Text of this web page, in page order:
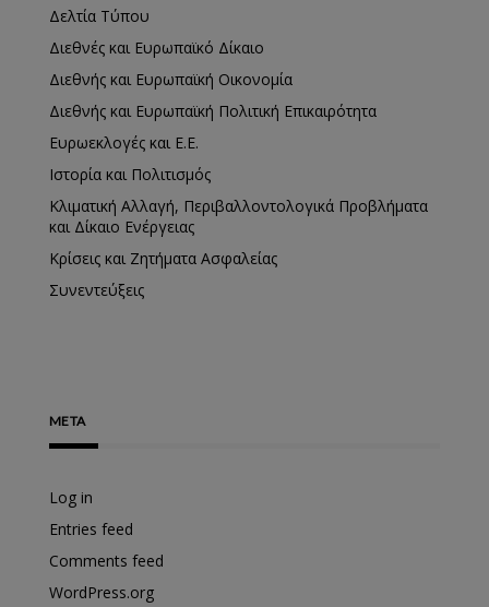
Δελτία Τύπου
Διεθνές και Ευρωπαϊκό Δίκαιο
Διεθνής και Ευρωπαϊκή Οικονομία
Διεθνής και Ευρωπαϊκή Πολιτική Επικαιρότητα
Ευρωεκλογές και Ε.Ε.
Ιστορία και Πολιτισμός
Κλιματική Αλλαγή, Περιβαλλοντολογικά Προβλήματα
και Δίκαιο Ενέργειας
Κρίσεις και Ζητήματα Ασφαλείας
Συνεντεύξεις
META
Log in
Entries feed
Comments feed
WordPress.org